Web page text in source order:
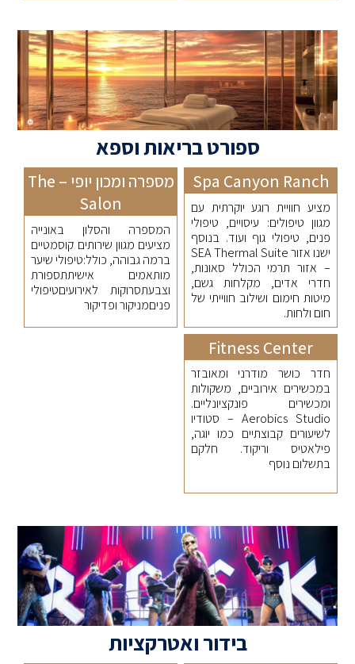
ספורט בריאות וספא
Spa Canyon Ranch
מציע חוויית רוגע יוקרתית עם
מגוון טיפולים: עיסויים, טיפולי
פנים, טיפולי גוף ועוד. בנוסף
ישנו אזור SEA Thermal Suite
– אזור תרמי הכולל סאונות,
חדרי אדים, מקלחות גשם,
מיטות חימום ושילוב חווייתי של
חום ולחות.
מספרה ומכון יופי – The
Salon
המספרה והסלון באונייה
מציעים מגוון שירותים קוסמטיים
ברמה גבוהה, כולל:טיפולי שיער
מותאמים אישיתתספורת
וצבעתסרוקות לאירועיםטיפולי
פניםמניקור ופדיקור
Fitness Center
חדר כושר מודרני ומאובזר
במכשירים אירוביים, משקולות
ומכשירים פונקציונליים.
Aerobics Studio – סטודיו
לשיעורים קבוצתיים כמו יוגה,
פילאטיס וריקוד. חלקם
בתשלום נוסף
בידור ואטרקציות